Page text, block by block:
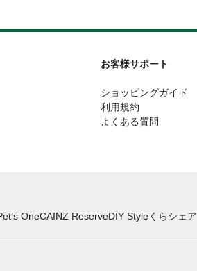
お客様サポート
ショッピングガイド
利用規約
よくある質問
OneCAINZ ReserveDIY Styleくらシェア